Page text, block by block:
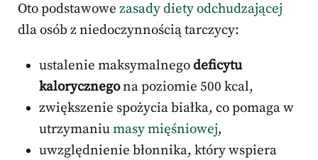
Oto podstawowe zasady diety odchudzającej
dla osób z niedoczynnością tarczycy:
ustalenie maksymalnegodeficytu
kalorycznegona poziomie 500 kcal,
zwiększenie spożycia białka, co pomaga w
utrzymaniumasy mięśniowej,
uwzględnienie błonnika, który wspiera